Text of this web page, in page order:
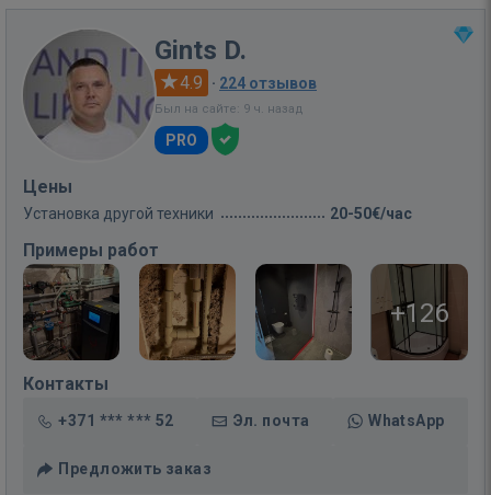
Gints D.
4.9 · 224 отзывов
Был на сайте: 9 ч. назад
PRO
Цены
Установка другой техники 20-50€/час
Примеры работ
+126
Контакты
+371 *** *** 52 Эл. почта WhatsApp
Предложить заказ